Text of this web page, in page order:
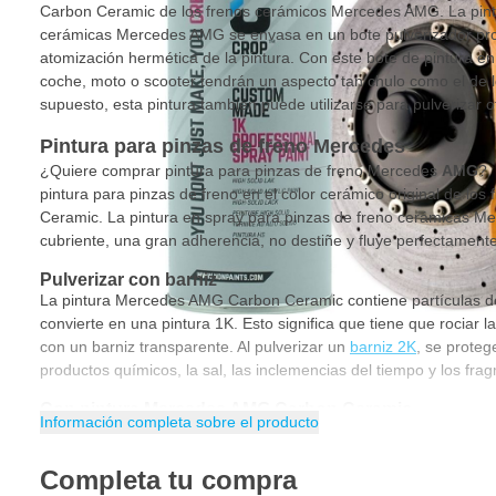
Carbon Ceramic de los frenos cerámicos Mercedes AMG. La
cerámicas Mercedes AMG se envasa en un bote pulverizador
atomización hermética de la pintura. Con este bote de pintura
coche, moto o scooter tendrán un aspecto tan chulo como el de
supuesto, esta pintura también puede utilizarse para pulverizar
Pintura para pinzas de freno Mercedes
¿Quiere comprar pintura para pinzas de freno Mercedes AMG?.
pintura para pinzas de freno en el color cerámico original de los
Ceramic. La pintura en spray para pinzas de freno cerámicas
cubriente, una gran adherencia, no destiñe y fluye
Pulverizar con barniz
La pintura Mercedes AMG Carbon Ceramic contiene partículas
convierte en una pintura 1K. Esto significa que tiene que rociar
con un barniz transparente. Al pulverizar un barniz 2K , se
productos químicos, la sal, las inclemencias del tiempo y los
Color: Mercedes AMG Frenos cerámicos
Información completa sobre el producto
Completa tu compra